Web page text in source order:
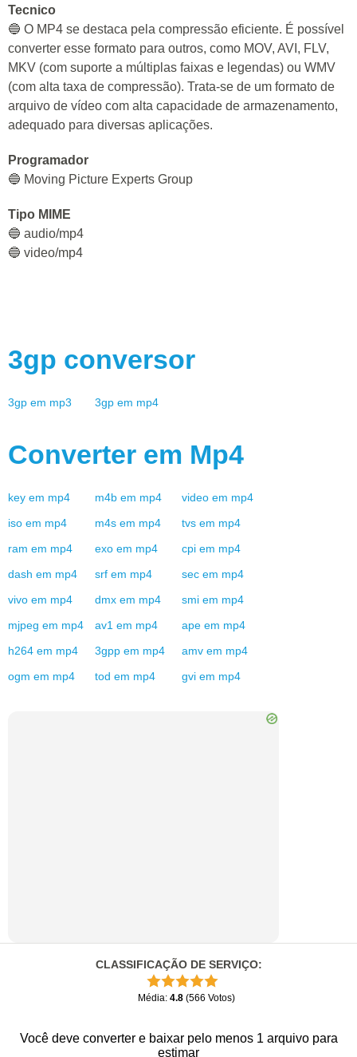
Tecnico
🔵 O MP4 se destaca pela compressão eficiente. É possível
converter esse formato para outros, como MOV, AVI, FLV,
MKV (com suporte a múltiplas faixas e legendas) ou WMV
(com alta taxa de compressão). Trata-se de um formato de
arquivo de vídeo com alta capacidade de armazenamento,
adequado para diversas aplicações.
Programador
🔵 Moving Picture Experts Group
Tipo MIME
🔵 audio/mp4
🔵 video/mp4
3gp conversor
3gp em mp3 3gp em mp4
Converter em Mp4
key em mp4 m4b em mp4 video em mp4
iso em mp4 m4s em mp4 tvs em mp4
ram em mp4 exo em mp4 cpi em mp4
dash em mp4 srf em mp4 sec em mp4
vivo em mp4 dmx em mp4 smi em mp4
mjpeg em mp4 av1 em mp4 ape em mp4
h264 em mp4 3gpp em mp4 amv em mp4
ogm em mp4 tod em mp4 gvi em mp4
CLASSIFICAÇÃO DE SERVIÇO:
Média: 4.8 (566 Votos)
Você deve converter e baixar pelo menos 1 arquivo para
estimar